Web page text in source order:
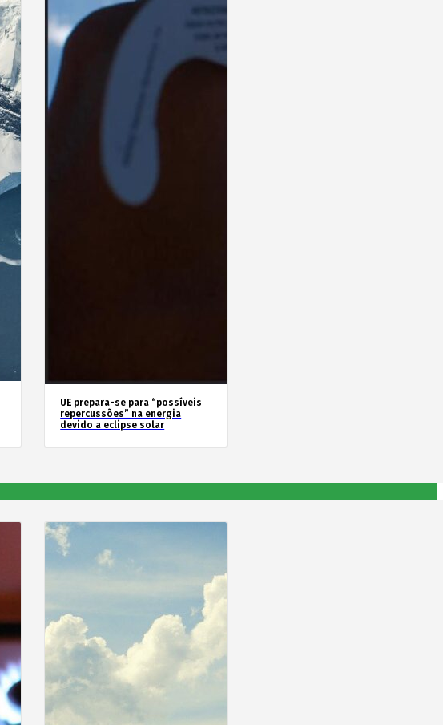
UE prepara-se para “possíveis
repercussões” na energia
devido a eclipse solar